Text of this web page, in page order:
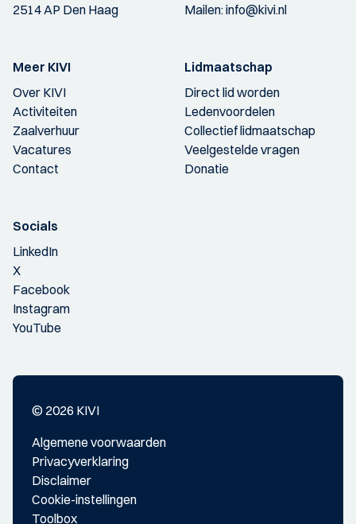
2514 AP Den Haag
Mailen:info@kivi.nl
Meer KIVI
Over KIVI
Activiteiten
Zaalverhuur
Vacatures
Contact
Lidmaatschap
Direct lid worden
Ledenvoordelen
Collectief lidmaatschap
Veelgestelde vragen
Donatie
Socials
LinkedIn
X
Facebook
Instagram
YouTube
© 2026 KIVI
Algemene voorwaarden
Privacyverklaring
Disclaimer
Cookie-instellingen
Toolbox